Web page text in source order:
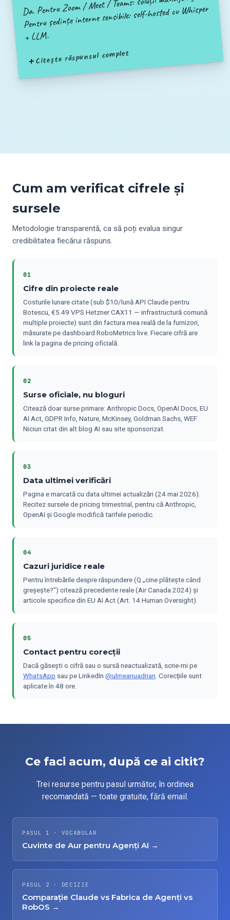
Pentru ședințe interne sensibile: self-hosted cu Whisper
+ LLM.
Citește răspunsul complet
Cum am verificat cifrele și
sursele
Metodologie transparentă, ca să poți evalua singur
credibilitatea fiecărui răspuns.
01
Cifre din proiecte reale
Costurile lunare citate (sub $10/lună API Claude pentru
Botescu, €5.49 VPS Hetzner CAX11 — infrastructură comună
multiple proiecte) sunt din factura mea reală de la furnizori,
măsurate pe dashboard RoboMetrics live. Fiecare cifră are
link la pagina de pricing oficială.
02
Surse oficiale, nu bloguri
Citează doar surse primare: Anthropic Docs, OpenAI Docs, EU
AI Act, GDPR Info, Nature, McKinsey, Goldman Sachs, WEF.
Niciun citat din alt blog AI sau site sponsorizat.
03
Data ultimei verificări
Pagina e marcată cu data ultimei actualizări (24 mai 2026).
Recitez sursele de pricing trimestrial, pentru că Anthropic,
OpenAI și Google modifică tarifele periodic.
04
Cazuri juridice reale
Pentru întrebările despre răspundere (Q „cine plătește când
greșește?") citează precedente reale (Air Canada 2024) și
articole specifice din EU AI Act (Art. 14 Human Oversight).
05
Contact pentru corecții
Dacă găsești o cifră sau o sursă neactualizată, scrie-mi pe
WhatsApp sau pe LinkedIn @ulmeanuadrian . Corecțiile sunt
aplicate în 48 ore.
Ce faci acum, după ce ai citit?
Trei resurse pentru pasul următor, în ordinea
recomandată — toate gratuite, fără email.
PASUL 1 · VOCABULAR
Cuvinte de Aur pentru Agenți AI →
PASUL 2 · DECIZIE
Comparație Claude vs Fabrica de Agenți vs
RobOS →